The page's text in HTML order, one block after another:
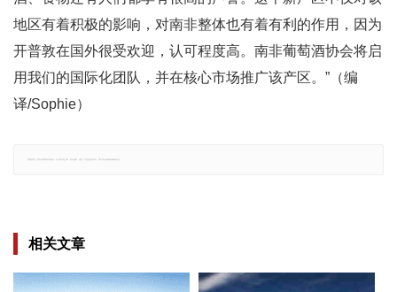
地区有着积极的影响，对南非整体也有着有利的作用，因为
开普敦在国外很受欢迎，认可程度高。南非葡萄酒协会将启
用我们的国际化团队，并在核心市场推广该产区。”（编
译/Sophie）
相关文章